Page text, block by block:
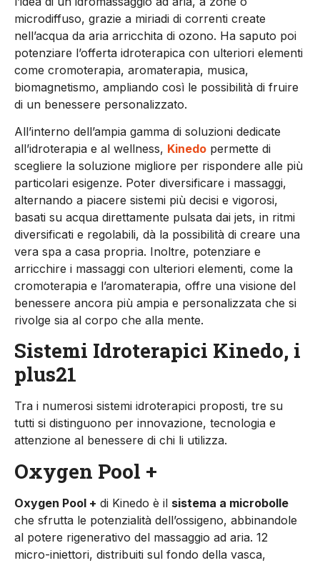
microdiffuso, grazie a miriadi di correnti create
nell’acqua da aria arricchita di ozono. Ha saputo poi
potenziare l’offerta idroterapica con ulteriori elementi
come cromoterapia, aromaterapia, musica,
biomagnetismo, ampliando così le possibilità di fruire
di un benessere personalizzato.
All’interno dell’ampia gamma di soluzioni dedicate
all’idroterapia e al wellness, Kinedo permette di
scegliere la soluzione migliore per rispondere alle più
particolari esigenze. Poter diversificare i massaggi,
alternando a piacere sistemi più decisi e vigorosi,
basati su acqua direttamente pulsata dai jets, in ritmi
diversificati e regolabili, dà la possibilità di creare una
vera spa a casa propria. Inoltre, potenziare e
arricchire i massaggi con ulteriori elementi, come la
cromoterapia e l’aromaterapia, offre una visione del
benessere ancora più ampia e personalizzata che si
rivolge sia al corpo che alla mente.
Sistemi Idroterapici Kinedo, i
plus21
Tra i numerosi sistemi idroterapici proposti, tre su
tutti si distinguono per innovazione, tecnologia e
attenzione al benessere di chi li utilizza.
Oxygen Pool +
Oxygen Pool + di Kinedo è il sistema a microbolle
che sfrutta le potenzialità dell’ossigeno, abbinandole
al potere rigenerativo del massaggio ad aria. 12
micro-iniettori, distribuiti sul fondo della vasca,